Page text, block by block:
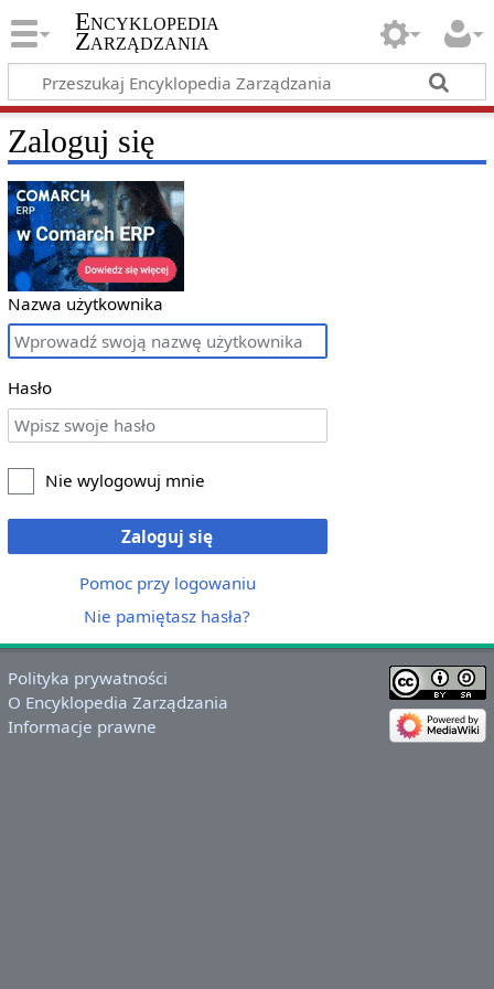
Encyklopedia
Zarządzania
Zaloguj się
Nazwa użytkownika
Hasło
Nie wylogowuj mnie
Zaloguj się
Pomoc przy logowaniu
Nie pamiętasz hasła?
Polityka prywatności
O Encyklopedia Zarządzania
Informacje prawne